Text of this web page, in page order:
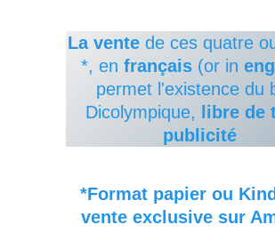
La ventede ces quatre
*, en français (or in
permet l'existence du
Dicolympique,
libre de
publicité
*Format papier ou
vente exclusive sur